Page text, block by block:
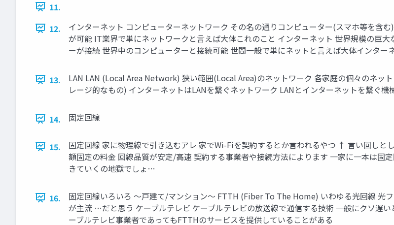
11.
12.
インターネット コンピューターネットワーク その名の通りコンピューター(スマホ等を含
が可能 IT業界で単にネットワークと言えば大体これのこと インターネット 世界規模の巨
ーが接続 世界中のコンピューターと接続可能 世間一般で単にネットと言えば大体インター
13.
LAN LAN (Local Area Network) 狭い範囲(Local Area)のネットワーク 各家庭の個々のネッ
レージ的なもの) インターネットはLANを繋ぐネットワーク LANとインターネットを繋ぐ機
14. 固定回線
15.
固定回線 家に物理線で引き込むアレ 家でWi-Fiを契約するとか言われるやつ ↑ 言い回しと
額固定の料金 回線品質が安定/高速 契約する事業者や接続方法によります 一家に一本は固
きていくの地獄でしょ…
16.
固定回線いろいろ ～戸建て/マンション～ FTTH (Fiber To The Home) いわゆる光回線 光
が主流 …だと思う ケーブルテレビ ケーブルテレビの放送線で通信する技術 一般にクソ遅
ーブルテレビ事業者であってもFTTHのサービスを提供していることがある